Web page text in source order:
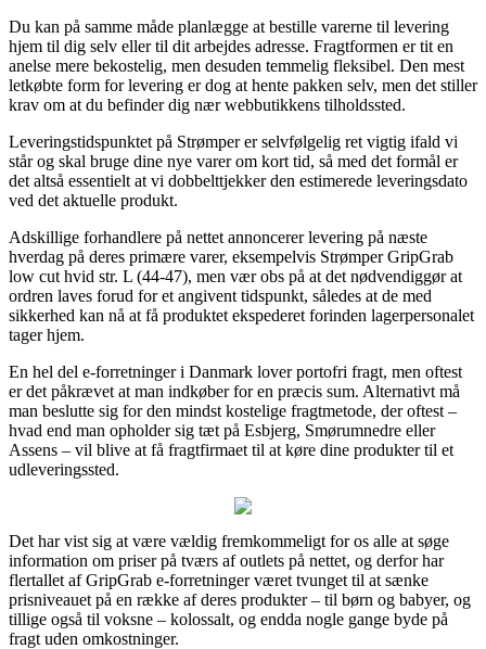
Du kan på samme måde planlægge at bestille varerne til levering
hjem til dig selv eller til dit arbejdes adresse. Fragtformen er tit en
anelse mere bekostelig, men desuden temmelig fleksibel. Den mest
letkøbte form for levering er dog at hente pakken selv, men det stiller
krav om at du befinder dig nær webbutikkens tilholdssted.
Leveringstidspunktet på Strømper er selvfølgelig ret vigtig ifald vi
står og skal bruge dine nye varer om kort tid, så med det formål er
det altså essentielt at vi dobbelttjekker den estimerede leveringsdato
ved det aktuelle produkt.
Adskillige forhandlere på nettet annoncerer levering på næste
hverdag på deres primære varer, eksempelvis Strømper GripGrab
low cut hvid str. L (44-47), men vær obs på at det nødvendiggør at
ordren laves forud for et angivent tidspunkt, således at de med
sikkerhed kan nå at få produktet ekspederet forinden lagerpersonalet
tager hjem.
En hel del e-forretninger i Danmark lover portofri fragt, men oftest
er det påkrævet at man indkøber for en præcis sum. Alternativt må
man beslutte sig for den mindst kostelige fragtmetode, der oftest –
hvad end man opholder sig tæt på Esbjerg, Smørumnedre eller
Assens – vil blive at få fragtfirmaet til at køre dine produkter til et
udleveringssted.
Det har vist sig at være vældig fremkommeligt for os alle at søge
information om priser på tværs af outlets på nettet, og derfor har
flertallet af GripGrab e-forretninger været tvunget til at sænke
prisniveauet på en række af deres produkter – til børn og babyer, og
tillige også til voksne – kolossalt, og endda nogle gange byde på
fragt uden omkostninger.